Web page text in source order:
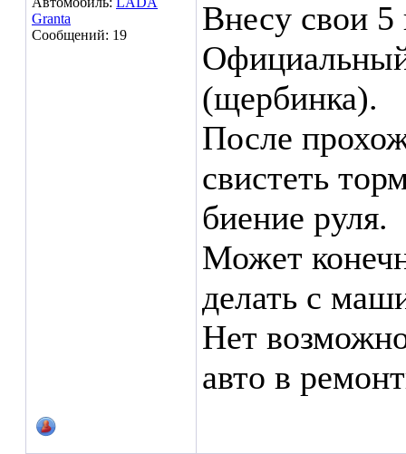
Granta
Сообщений: 19
Внесу свои 5
(щербинка).
После
свистеть
биение руля.
Может
делать с
Нет
авто в